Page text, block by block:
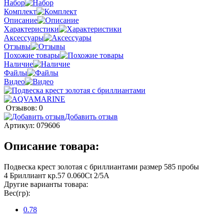
Набор
Комплект
Описание
Характеристики
Аксессуары
Отзывы
Похожие товары
Наличие
Файлы
Видео
Отзывов: 0
Добавить отзыв
Артикул: 079606
Описание товара:
Подвеска крест золотая с бриллиантами размер 585 пробы
4 Бриллиант кр.57 0.060Ct 2/5А
Другие варианты товара:
Вес(гр):
0.78